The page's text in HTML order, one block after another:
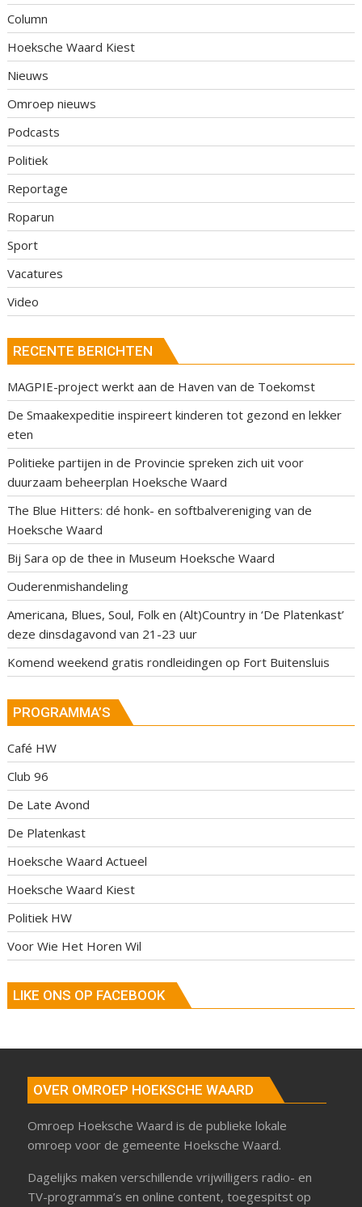
Column
Hoeksche Waard Kiest
Nieuws
Omroep nieuws
Podcasts
Politiek
Reportage
Roparun
Sport
Vacatures
Video
RECENTE BERICHTEN
MAGPIE-project werkt aan de Haven van de Toekomst
De Smaakexpeditie inspireert kinderen tot gezond en lekker
eten
Politieke partijen in de Provincie spreken zich uit voor
duurzaam beheerplan Hoeksche Waard
The Blue Hitters: dé honk- en softbalvereniging van de
Hoeksche Waard
Bij Sara op de thee in Museum Hoeksche Waard
Ouderenmishandeling
Americana, Blues, Soul, Folk en (Alt)Country in ‘De Platenkast’
deze dinsdagavond van 21-23 uur
Komend weekend gratis rondleidingen op Fort Buitensluis
PROGRAMMA’S
Café HW
Club 96
De Late Avond
De Platenkast
Hoeksche Waard Actueel
Hoeksche Waard Kiest
Politiek HW
Voor Wie Het Horen Wil
LIKE ONS OP FACEBOOK
OVER OMROEP HOEKSCHE WAARD
Omroep Hoeksche Waard is de publieke lokale
omroep voor de gemeente Hoeksche Waard.
Dagelijks maken verschillende vrijwilligers radio- en
TV-programma’s en online content, toegespitst op